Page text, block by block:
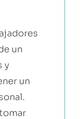
un
y
un